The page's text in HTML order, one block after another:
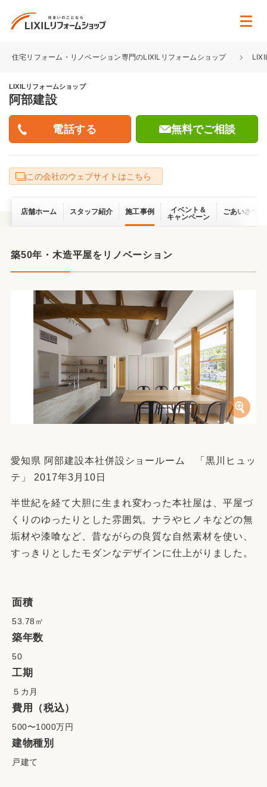
住宅リフォーム・リノベーション専門のLIXILリフォームショップ
LIXILリフォームショップ
阿部建設
無料でご相談
この会社のウェブサイトはこちら
店舗ホーム スタッフ紹介 施工事例
イベント＆
キャンペーン
ごあいさつ
築50年・木造平屋をリノベーション
愛知県 阿部建設本社併設ショールーム 「黒川ヒュッ
テ」 2017年3月10日
半世紀を経て大胆に生まれ変わった本社屋は、平屋づ
くりのゆったりとした雰囲気。ナラやヒノキなどの無
垢材や漆喰など、昔ながらの良質な自然素材を使い、
すっきりとしたモダンなデザインに仕上がりました。
面積
53.78㎡
築年数
50
工期
５カ月
費用（税込）
500〜1000万円
建物種別
戸建て